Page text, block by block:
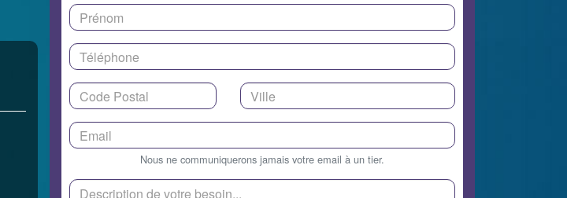
Nous ne communiquerons jamais votre email à un tier.